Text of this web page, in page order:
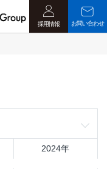
採用情報 お問い合わせ
2024年